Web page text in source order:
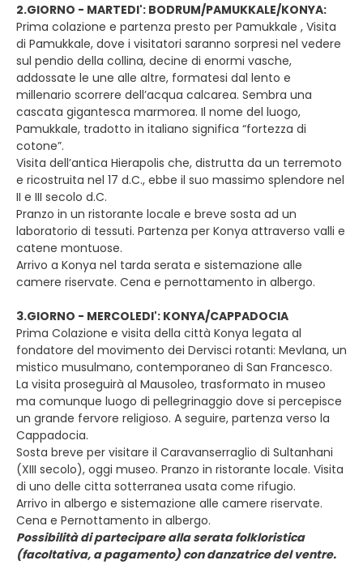
2.GIORNO - MARTEDI': BODRUM/PAMUKKALE/KONYA:
Prima colazione e partenza presto per Pamukkale , Visita
di Pamukkale, dove i visitatori saranno sorpresi nel vedere
sul pendio della collina, decine di enormi vasche,
addossate le une alle altre, formatesi dal lento e
millenario scorrere dell’acqua calcarea. Sembra una
cascata gigantesca marmorea. Il nome del luogo,
Pamukkale, tradotto in italiano significa “fortezza di
cotone”.
Visita dell’antica Hierapolis che, distrutta da un terremoto
e ricostruita nel 17 d.C., ebbe il suo massimo splendore nel
II e III secolo d.C.
Pranzo in un ristorante locale e breve sosta ad un
laboratorio di tessuti. Partenza per Konya attraverso valli e
catene montuose.
Arrivo a Konya nel tarda serata e sistemazione alle
camere riservate. Cena e pernottamento in albergo.
3.GIORNO - MERCOLEDI': KONYA/CAPPADOCIA
Prima Colazione e visita della città Konya legata al
fondatore del movimento dei Dervisci rotanti: Mevlana, un
mistico musulmano, contemporaneo di San Francesco.
La visita proseguirà al Mausoleo, trasformato in museo
ma comunque luogo di pellegrinaggio dove si percepisce
un grande fervore religioso. A seguire, partenza verso la
Cappadocia.
Sosta breve per visitare il Caravanserraglio di Sultanhani
(XIII secolo), oggi museo. Pranzo in ristorante locale. Visita
di uno delle citta sotterranea usata come rifugio.
Arrivo in albergo e sistemazione alle camere riservate.
Cena e Pernottamento in albergo.
Possibilità di partecipare alla serata folkloristica
(facoltativa, a pagamento) con danzatrice del ventre.